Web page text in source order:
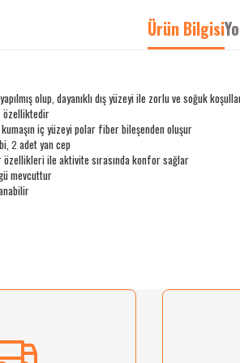
Ürün Bilgisi
olup, dayanıklı dış yüzeyi ile zorlu ve soğuk
özelliktedir
kumaşın iç yüzeyi polar fiber bileşenden oluşur
2 adetyan cep
ile aktivite sırasında konfor sağlar
mevcuttur
bulunuyor.